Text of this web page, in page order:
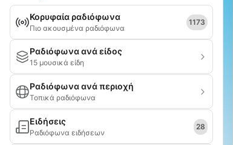
Κορυφαία ραδιόφωνα
Πιο ακουσμένα ραδιόφωνα
1173
Ραδιόφωνα ανά είδος
15 μουσικά είδη
Ραδιόφωνα ανά περιοχή
Τοπικά ραδιόφωνα
Ειδήσεις
Ραδιόφωνα ειδήσεων
28